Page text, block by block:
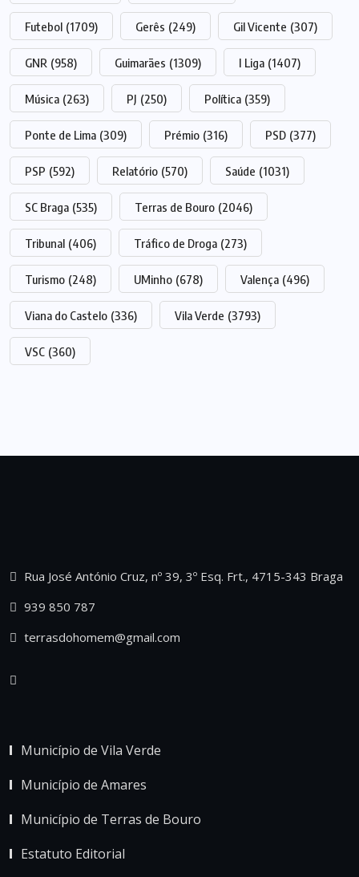
Futebol (1709) Gerês (249) Gil Vicente (307)
GNR (958) Guimarães (1309) I Liga (1407)
Música (263) PJ (250) Política (359)
Ponte de Lima (309) Prémio (316) PSD (377)
PSP (592) Relatório (570) Saúde (1031)
SC Braga (535) Terras de Bouro (2046)
Tribunal (406) Tráfico de Droga (273)
Turismo (248) UMinho (678) Valença (496)
Viana do Castelo (336) Vila Verde (3793)
VSC (360)
Rua José António Cruz, nº 39, 3º Esq. Frt., 4715-343 Braga
939 850 787
terrasdohomem@gmail.com
Município de Vila Verde
Município de Amares
Município de Terras de Bouro
Estatuto Editorial